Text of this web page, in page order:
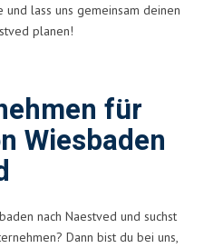
und lass uns gemeinsam deinen
planen!
für
Wiesbaden
nach Naestved und suchst
Dann bist du bei uns,